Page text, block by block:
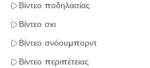
Βίντεο ποδηλασίας
Βίντεο σκι
Βίντεο σνόουμπορντ
Βίντεο περιπέτειας